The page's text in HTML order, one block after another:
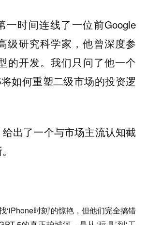
一时间连线了一位前Google
级研究科学家，他曾深度参
的开发。我们只问了他一个
如何重塑二级市场的投资逻
出了一个与市场主流认知截
‘iPhone时刻’的惊艳，但他们完全搞错